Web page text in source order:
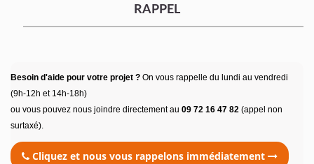
RAPPEL
Besoin d'aide pour votre projet ? On vous rappelle du lundi au vendredi
(9h-12h et 14h-18h)
ou vous pouvez nous joindre directement au 09 72 16 47 82 (appel non
surtaxé).
Cliquez et nous vous rappelons immédiatement